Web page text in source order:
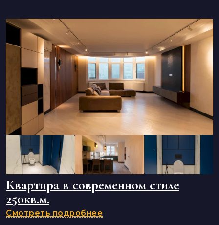
Квартира в современном стиле
250кв.м.
Смотреть подробнее